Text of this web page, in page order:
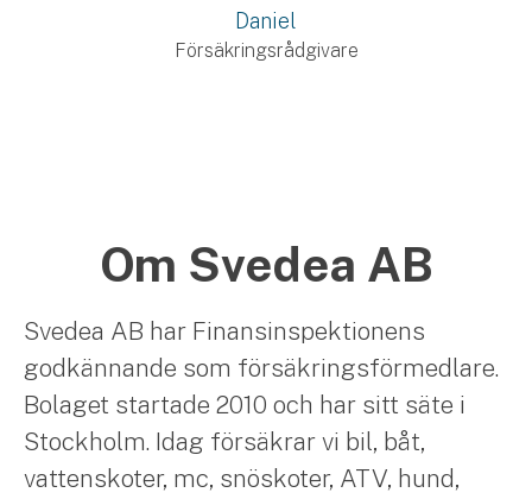
Daniel
Försäkringsrådgivare
Om Svedea AB
Svedea AB har Finansinspektionens
godkännande som försäkringsförmedlare.
Bolaget startade 2010 och har sitt säte i
Stockholm. Idag försäkrar vi bil, båt,
vattenskoter, mc, snöskoter, ATV, hund,